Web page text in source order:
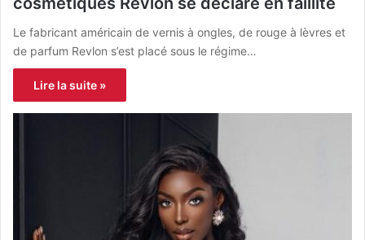
Le fabricant américain de vernis à ongles, de rouge à lèvres et
de parfum Revlon s’est placé sous le régime…
Lire la suite »